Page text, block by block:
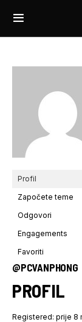
Profil
Započete teme
Odgovori
Engagements
Favoriti
@PCVANPHONG
PROFIL
Registered: prije 8